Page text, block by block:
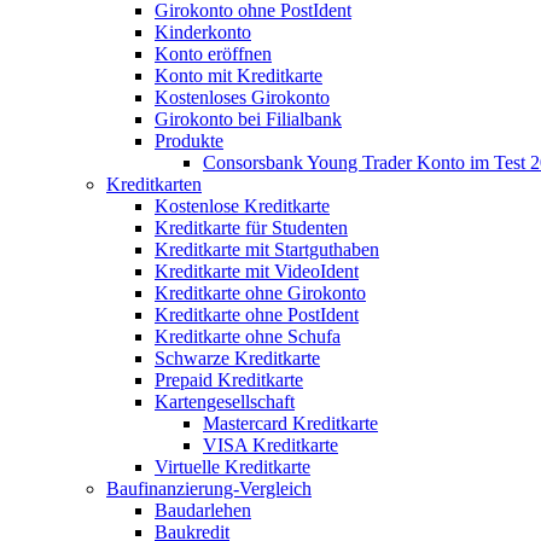
Girokonto ohne PostIdent
Kinderkonto
Konto eröffnen
Konto mit Kreditkarte
Kostenloses Girokonto
Girokonto bei Filialbank
Produkte
Consorsbank Young Trader Konto im Test
Kreditkarten
Kostenlose Kreditkarte
Kreditkarte für Studenten
Kreditkarte mit Startguthaben
Kreditkarte mit VideoIdent
Kreditkarte ohne Girokonto
Kreditkarte ohne PostIdent
Kreditkarte ohne Schufa
Schwarze Kreditkarte
Prepaid Kreditkarte
Kartengesellschaft
Mastercard Kreditkarte
VISA Kreditkarte
Virtuelle Kreditkarte
Baufinanzierung-Vergleich
Baudarlehen
Baukredit